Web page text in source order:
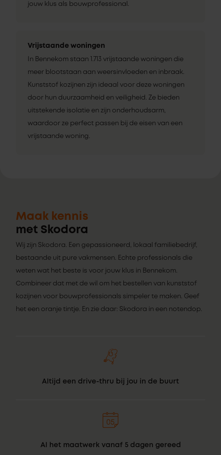
jouw klus als bouwprofessional.
Vrijstaande woningen
In Bennekom staan 1.713 vrijstaande woningen die
meer blootstaan aan weersinvloeden en inbraak.
Kunststof kozijnen zijn ideaal voor deze woningen
door hun duurzaamheid en veiligheid. Ze bieden
uitstekende isolatie en zijn onderhoudsarm,
waardoor ze perfect passen bij de eisen van een
vrijstaande woning.
Maak kennis
met Skodora
Wij zijn Skodora. Een gepassioneerd, lokaal familiebedrijf,
bestaande uit pure vakmensen. Echte professionals die
weten wat het beste is voor jouw klus in Bennekom.
Combineer dat met de wil om het bestellen van kunststof
kozijnen voor bouwprofessionals simpeler te maken. Geef
het een oranje tintje. En zie daar: Skodora in een notendop.
Altijd een drive-thru bij jou in de buurt
Al het maatwerk vanaf 5 dagen gereed